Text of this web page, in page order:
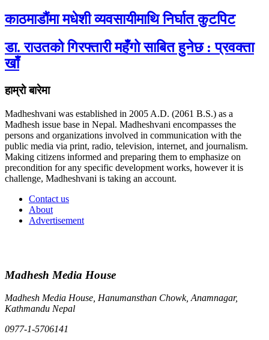
काठमाडौंमा मधेशी व्यवसायीमाथि निर्घात कुटपिट
डा. राउतको गिरफ्तारी महँगो साबित हुनेछ : प्रवक्ता
खाँ
हाम्रो बारेमा
Madheshvani was established in 2005 A.D. (2061 B.S.) as a
Madhesh issue base in Nepal. Madheshvani encompasses the
persons and organizations involved in communication with the
public media via print, radio, television, internet, and journalism.
Making citizens informed and preparing them to emphasize on
precondition for any specific development works, however it is
challenge, Madheshvani is taking an account.
Contact us
About
Advertisement
Madhesh Media House
Madhesh Media House, Hanumansthan Chowk, Anamnagar,
Kathmandu Nepal
0977-1-5706141